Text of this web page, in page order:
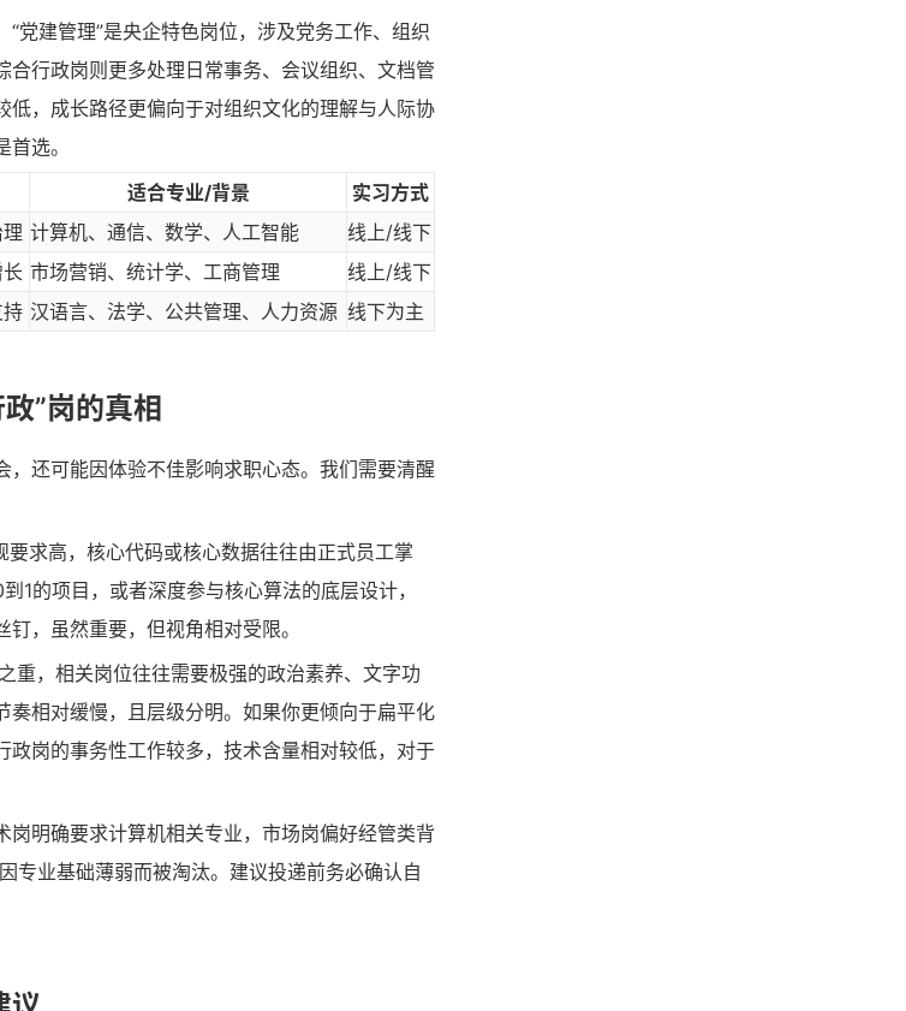
党建管理”是央企特色岗位，涉及党务工作、组织
行政岗则更多处理日常事务、会议组织、文档管
，成长路径更偏向于对组织文化的理解与人际协
选。
适合专业/背景
实习方式
计算机、通信、数学、人工智能
线上/线下
市场营销、统计学、工商管理
线上/线下
汉语言、法学、公共管理、人力资源 线下为主
”岗的真相
还可能因体验不佳影响求职心态。我们需要清醒
求高，核心代码或核心数据往往由正式员工掌
1的项目，或者深度参与核心算法的底层设计，
，虽然重要，但视角相对受限。
重，相关岗位往往需要极强的政治素养、文字功
相对缓慢，且层级分明。如果你更倾向于扁平化
岗的事务性工作较多，技术含量相对较低，对于
岗明确要求计算机相关专业，市场岗偏好经管类背
专业基础薄弱而被淘汰。建议投递前务必确认自